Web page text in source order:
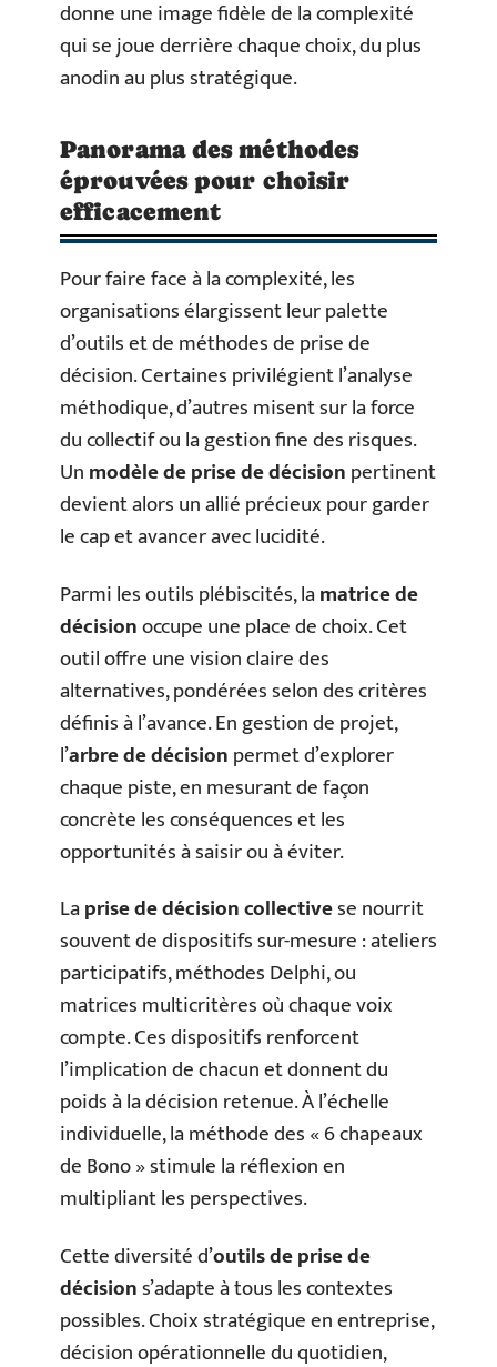
donne une image fidèle de la complexité
qui se joue derrière chaque choix, du plus
anodin au plus stratégique.
Panorama des méthodes
éprouvées pour choisir
efficacement
Pour faire face à la complexité, les
organisations élargissent leur palette
d’outils et de méthodes de prise de
décision. Certaines privilégient l’analyse
méthodique, d’autres misent sur la force
du collectif ou la gestion fine des risques.
Unmodèle de prise de décisionpertinent
devient alors un allié précieux pour garder
le cap et avancer avec lucidité.
Parmi les outils plébiscités, lamatrice de
décisionoccupe une place de choix. Cet
outil offre une vision claire des
alternatives, pondérées selon des critères
définis à l’avance. En gestion de projet,
l’arbre de décisionpermet d’explorer
chaque piste, en mesurant de façon
concrète les conséquences et les
opportunités à saisir ou à éviter.
Laprise de décision collectivese nourrit
souvent de dispositifs sur-mesure : ateliers
participatifs, méthodes Delphi, ou
matrices multicritères où chaque voix
compte. Ces dispositifs renforcent
l’implication de chacun et donnent du
poids à la décision retenue. À l’échelle
individuelle, la méthode des « 6 chapeaux
de Bono » stimule la réflexion en
multipliant les perspectives.
Cette diversité d’outils de prise de
décisions’adapte à tous les contextes
possibles. Choix stratégique en entreprise,
décision opérationnelle du quotidien,